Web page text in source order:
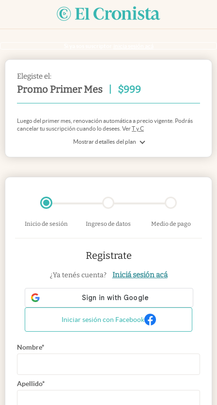
Elegiste el:
Promo Primer Mes $999
Mostrar detalles del plan
Luego del primer mes, renovación automática a precio vigente. Podrás
cancelar tu suscripción cuando lo desees. VerT y C
Inicio de sesión Ingreso de datos Medio de pago
Registrate
¿Ya tenés cuenta? Iniciá sesión acá
Iniciar sesión con Facebook
Nombre*
Apellido*